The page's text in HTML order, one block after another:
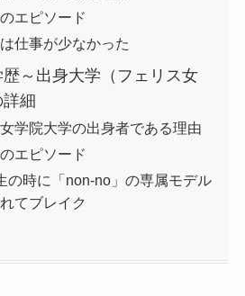
エピソード
仕事が少なかった
～出身大学（フェリス女
細
学院大学の出身者である理由
エピソード
の時に「non-no」の専属モデル
てブレイク